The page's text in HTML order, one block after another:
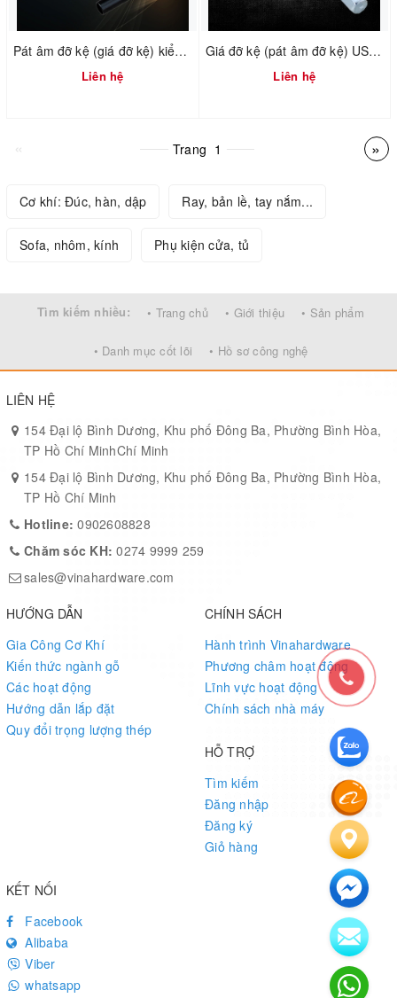
Pát âm đỡ kệ (giá đỡ kệ) kiểu âm gỗ USS905D315
Liên hệ
Giá đỡ kệ (pát âm đỡ kệ) USS904Z2
Liên hệ
« Trang 1 »
Cơ khí: Đúc, hàn, dập Ray, bản lề, tay nắm...
Sofa, nhôm, kính Phụ kiện cửa, tủ
Tìm kiếm nhiều: • Trang chủ • Giới thiệu • Sản phẩm
• Danh mục cốt lõi • Hồ sơ công nghệ
LIÊN HỆ
154 Đại lộ Bình Dương, Khu phố Đông Ba, Phường Bình Hòa,
TP Hồ Chí MinhChí Minh
154 Đại lộ Bình Dương, Khu phố Đông Ba, Phường Bình Hòa,
TP Hồ Chí Minh
Hotline:0902608828
Chăm sóc KH:0274 9999 259
sales@vinahardware.com
HƯỚNG DẪN
Gia Công Cơ Khí
Kiến thức ngành gỗ
Các hoạt động
Hướng dẫn lắp đặt
Quy đổi trọng lượng thép
CHÍNH SÁCH
Hành trình Vinahardware
Phương châm hoạt động
Lĩnh vực hoạt động
Chính sách nhà máy
HỖ TRỢ
Tìm kiếm
Đăng nhập
Đăng ký
Giỏ hàng
KẾT NỐI
Facebook
Alibaba
Viber
whatsapp